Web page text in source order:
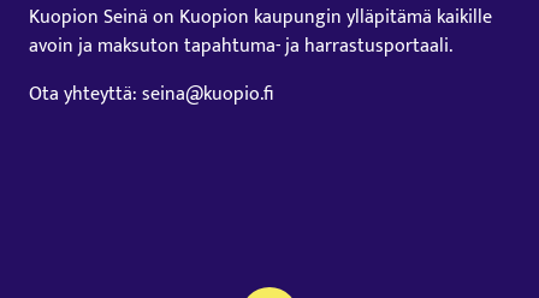
Kuopion Seinä on Kuopion kaupungin ylläpitämä kaikille
avoin ja maksuton tapahtuma- ja harrastusportaali.
Ota yhteyttä: seina@kuopio.fi